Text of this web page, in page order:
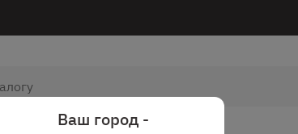
Ваш город -